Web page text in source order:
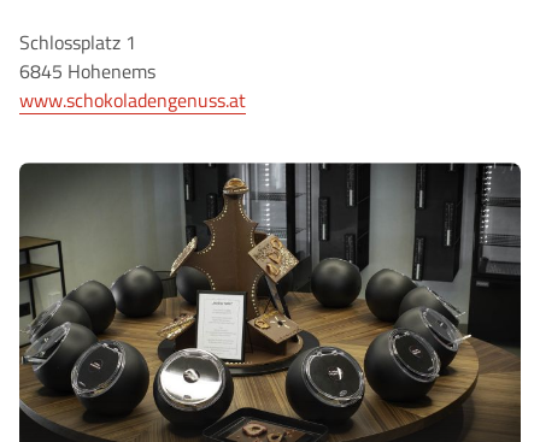
Schlossplatz 1
6845 Hohenems
www.schokoladengenuss.at